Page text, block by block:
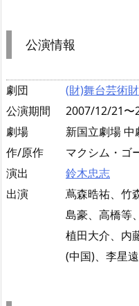
公演情報
劇団
(財)舞台芸術
公演期間
2007/12/21〜
劇場
新国立劇場 中
作/原作
マクシム・ゴ
演出
鈴木忠志
出演
蔦森晧祐、竹
島豪、高橋等
植田大介、内
(中国)、李星